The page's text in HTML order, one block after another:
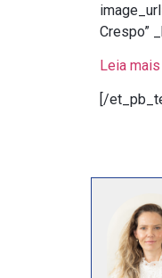
Crespo”
Leia
[/